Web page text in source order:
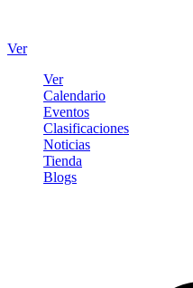
Ver
Ver
Calendario
Eventos
Clasificaciones
Noticias
Tienda
Blogs